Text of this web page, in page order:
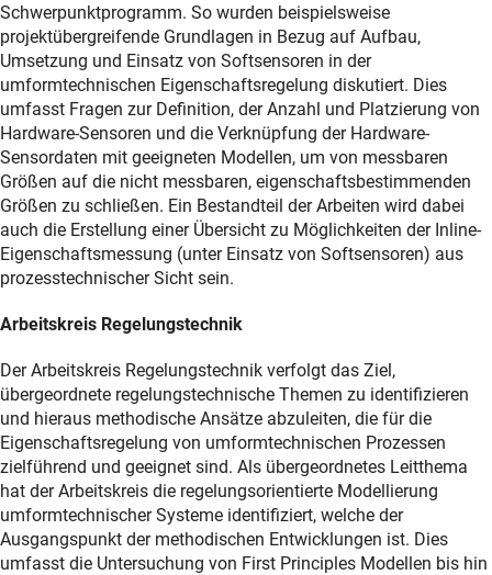
Schwerpunktprogramm. So wurden beispielsweise
projektübergreifende Grundlagen in Bezug auf Aufbau,
Umsetzung und Einsatz von Softsensoren in der
umformtechnischen Eigenschaftsregelung diskutiert. Dies
umfasst Fragen zur Definition, der Anzahl und Platzierung von
Hardware-Sensoren und die Verknüpfung der Hardware-
Sensordaten mit geeigneten Modellen, um von messbaren
Größen auf die nicht messbaren, eigenschaftsbestimmenden
Größen zu schließen. Ein Bestandteil der Arbeiten wird dabei
auch die Erstellung einer Übersicht zu Möglichkeiten der Inline-
Eigenschaftsmessung (unter Einsatz von Softsensoren) aus
prozesstechnischer Sicht sein.
Arbeitskreis Regelungstechnik
Der Arbeitskreis Regelungstechnik verfolgt das Ziel,
übergeordnete regelungstechnische Themen zu identifizieren
und hieraus methodische Ansätze abzuleiten, die für die
Eigenschaftsregelung von umformtechnischen Prozessen
zielführend und geeignet sind. Als übergeordnetes Leitthema
hat der Arbeitskreis die regelungsorientierte Modellierung
umformtechnischer Systeme identifiziert, welche der
Ausgangspunkt der methodischen Entwicklungen ist. Dies
umfasst die Untersuchung von First Principles Modellen bis hin